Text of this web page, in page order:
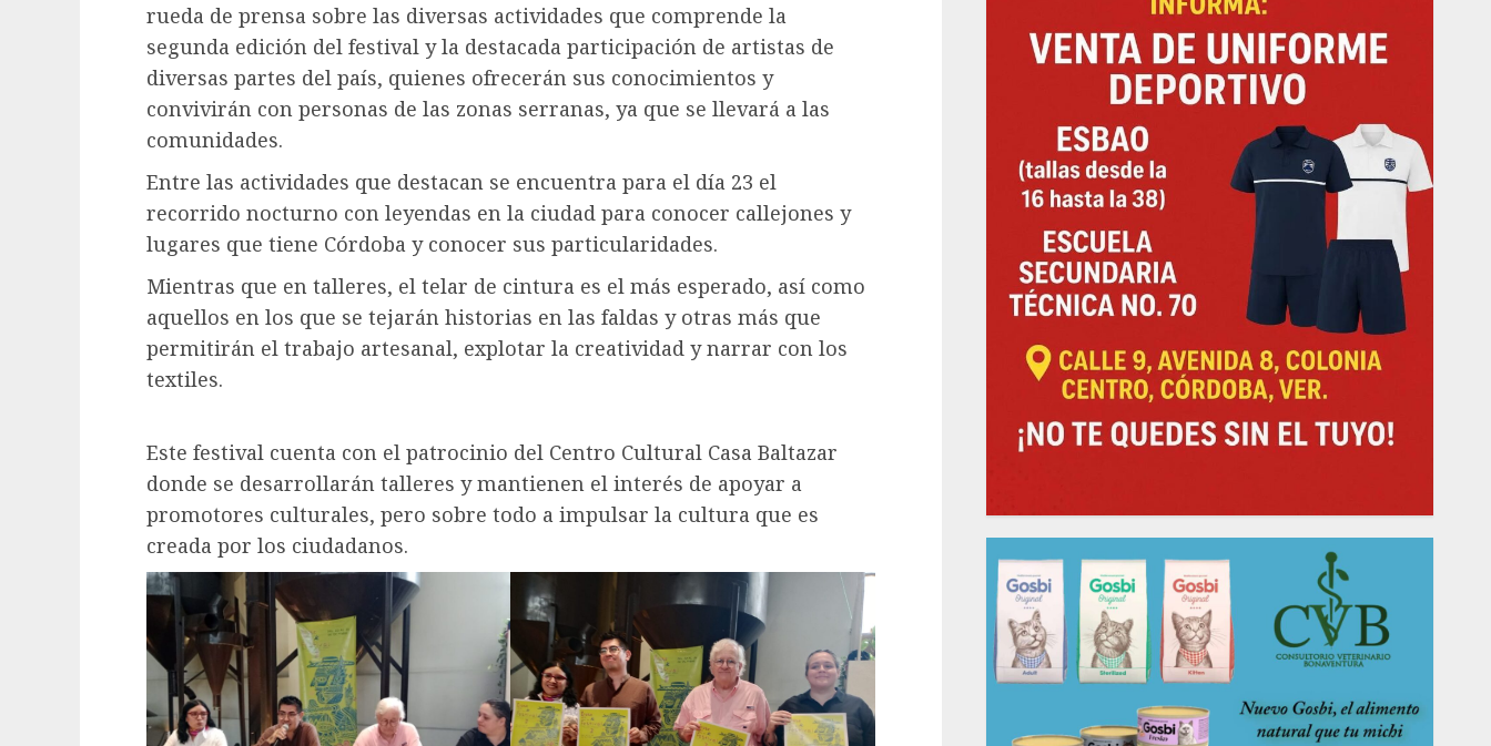
rueda de prensa sobre las diversas actividades que comprende la
segunda edición del festival y la destacada participación de artistas de
diversas partes del país, quienes ofrecerán sus conocimientos y
convivirán con personas de las zonas serranas, ya que se llevará a las
comunidades.
Entre las actividades que destacan se encuentra para el día 23 el
recorrido nocturno con leyendas en la ciudad para conocer callejones y
lugares que tiene Córdoba y conocer sus particularidades.
Mientras que en talleres, el telar de cintura es el más esperado, así como
aquellos en los que se tejarán historias en las faldas y otras más que
permitirán el trabajo artesanal, explotar la creatividad y narrar con los
textiles.
Este festival cuenta con el patrocinio del Centro Cultural Casa Baltazar
donde se desarrollarán talleres y mantienen el interés de apoyar a
promotores culturales, pero sobre todo a impulsar la cultura que es
creada por los ciudadanos.